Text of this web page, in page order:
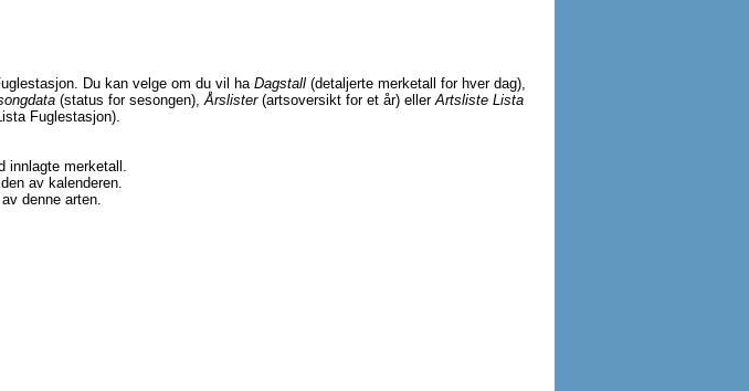
Du kan velge om du vil ha Dagstall (detaljerte merketall for hver dag),
(status for sesongen),Årslister(artsoversikt for et år) ellerArtsliste Lista
Fuglestasjon).
innlagte merketall.
av kalenderen.
denne arten.